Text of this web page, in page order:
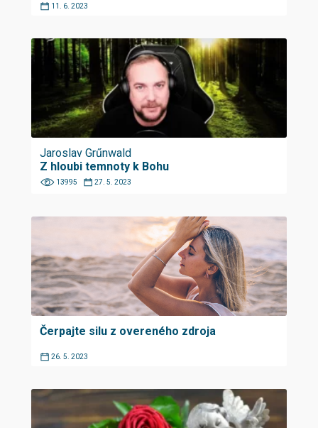
11. 6. 2023
Jaroslav Grűnwald
Z hloubi temnoty k Bohu
13995 27. 5. 2023
Čerpajte silu z overeného zdroja
26. 5. 2023